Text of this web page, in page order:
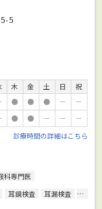
5
木 金 土 日
祝
● ● ● －
－
● ● － －
－
診療時間の詳細はこちら
科専門医
耳鏡検査 耳漏検査 舌下